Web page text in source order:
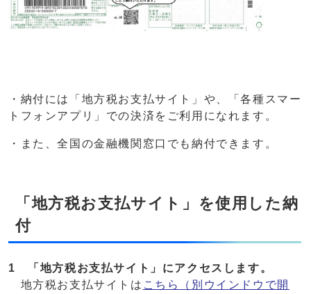
・納付には「地方税お支払サイト」や、「各種スマー
トフォンアプリ」での決済をご利用になれます。
・また、全国の金融機関窓口でも納付できます。
「地方税お支払サイト」を使用した納
付
1 「地方税お支払サイト」にアクセスします。
地方税お支払サイトは こちら
（別ウインドウで開